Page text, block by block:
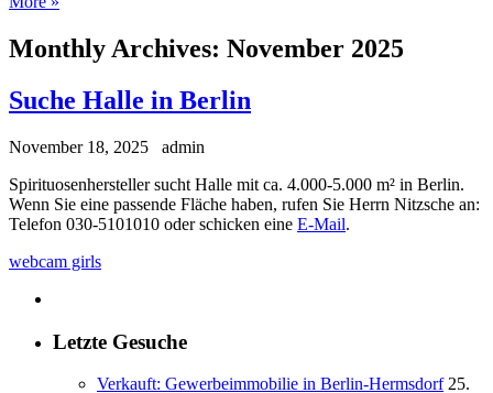
Monthly Archives: November 2025
Suche Halle in Berlin
November 18, 2025
admin
Spirituosenhersteller sucht Halle mit ca. 4.000-5.000 m² in Berlin.
Wenn Sie eine passende Fläche haben, rufen Sie Herrn Nitzsche an:
Telefon 030-5101010 oder schicken eine E-Mail.
webcam girls
Letzte Gesuche
Verkauft: Gewerbeimmobilie in Berlin-Hermsdorf 25.